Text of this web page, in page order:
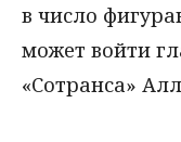
в число
может войти
«Сотранса»